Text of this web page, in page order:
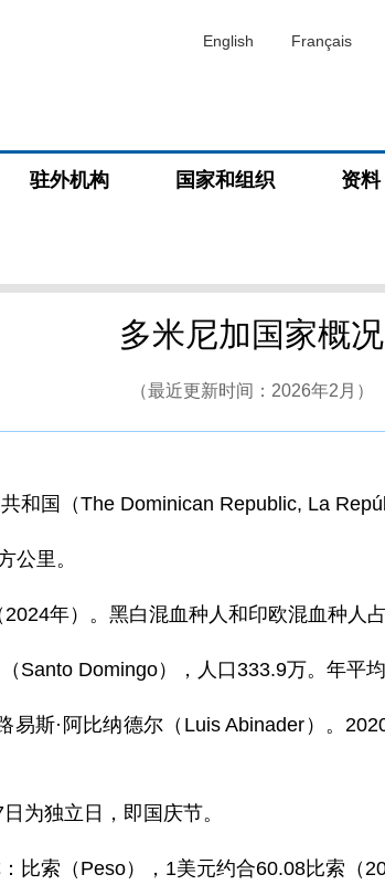
English Français
驻外机构 国家和组织 资料
多米尼加国家概况
（最近更新时间：2026年2月）
和国（The Dominican Republic, La
公里。
年）。黑白混血种人和印欧混血种人
Santo Domingo），人口333.9万。年平
易斯·阿比纳德尔（Luis Abinader）。
为独立日，即国庆节。
比索（Peso），1美元约合60.08比索（